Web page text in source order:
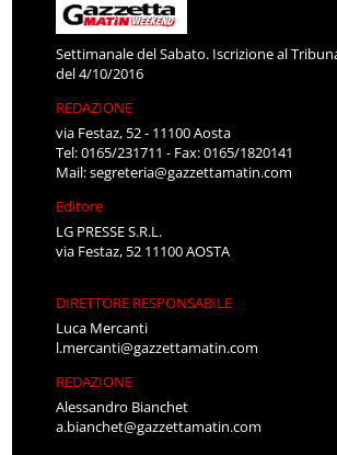
Settimanale del Sabato. Iscrizione al
del 4/10/2016
REDAZIONE
via Festaz, 52 - 11100 Aosta
Tel: 0165/231711 - Fax: 0165/1820141
Mail:segreteria@gazzettamatin.com
Editore
LG PRESSE S.R.L.
via Festaz, 52 11100 AOSTA
DIRETTORE RESPONSABILE
Luca Mercanti
l.mercanti@gazzettamatin.com
REDAZIONE
Alessandro Bianchet
a.bianchet@gazzettamatin.com